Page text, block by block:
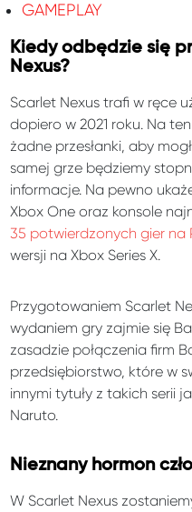
GAMEPLAY
Kiedy odbędzie się
Nexus?
Scarlet Nexus trafi w ręce
dopiero w 2021 roku. Na
żadne przesłanki, aby
samej grze będziemy
informacje. Na pewno
Xbox One oraz konsole
35 potwierdzonych gier na
wersji na Xbox Series X.
Przygotowaniem Scarlet
wydaniem gry zajmie się
zasadzie połączenia firm
przedsiębiorstwo, które w
innymi tytuły z takich serii
Naruto.
Nieznany hormon
W Scarlet Nexus